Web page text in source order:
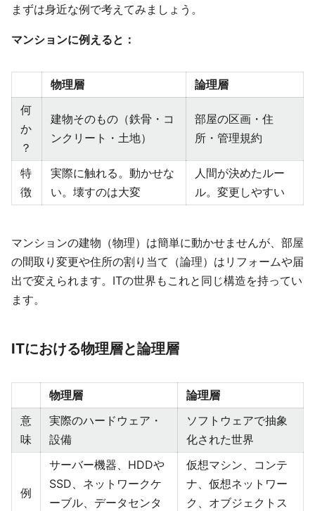
まずは身近な例で考えてみましょう。
マンションに例えると：
物理層
論理層
何
か
？
建物そのもの（鉄骨・コ
ンクリート・土地）
部屋の区画・住
所・管理規約
特
徴
実際に触れる。動かせな
い。壊すのは大変
人間が決めたルー
ル。変更しやすい
マンションの建物（物理）は簡単に動かせませんが、部屋
の間取り変更や住所の割り当て（論理）はリフォームや届
出で変えられます。ITの世界もこれと同じ構造を持ってい
ます。
ITにおける物理層と論理層
物理層
論理層
意
味
実際のハードウェア・
設備
ソフトウェアで抽象
化された世界
例
サーバー機器、HDDや
SSD、ネットワークケ
ーブル、データセンタ
仮想マシン、コンテ
ナ、仮想ネットワー
ク、オブジェクトス